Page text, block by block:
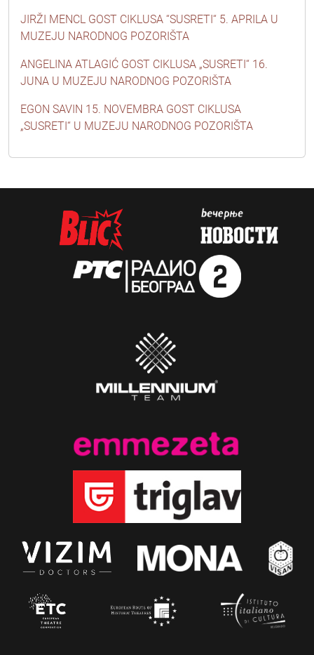
JIRŽI MENCL GOST CIKLUSA “SUSRETI“ 5. APRILA U
MUZEJU NARODNOG POZORIŠTA
ANGELINA ATLAGIĆ GOST CIKLUSA „SUSRETI“ 16.
JUNA U MUZEJU NARODNOG POZORIŠTA
EGON SAVIN 15. NOVEMBRA GOST CIKLUSA
„SUSRETI“ U MUZEJU NARODNOG POZORIŠTA